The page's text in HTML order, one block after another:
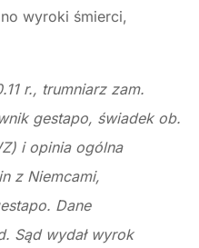
wyroki śmierci,
r., trumniarz zam.
gestapo, świadek ob.
i opinia ogólna
z Niemcami,
Dane
Sąd wydał wyrok